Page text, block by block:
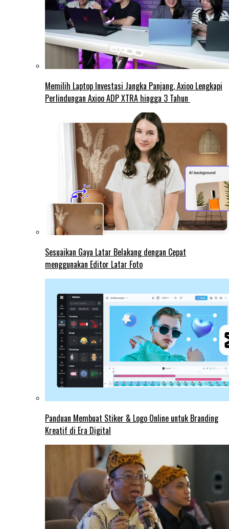
Memilih Laptop Investasi Jangka Panjang, Axioo Lengkapi
Perlindungan Axioo ADP XTRA hingga 3 Tahun
Sesuaikan Gaya Latar Belakang dengan Cepat
menggunakan Editor Latar Foto
Panduan Membuat Stiker & Logo Online untuk Branding
Kreatif di Era Digital